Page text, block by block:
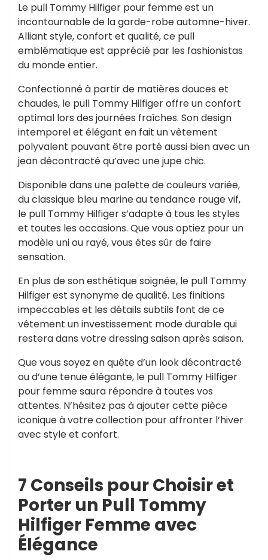
Le pull Tommy Hilfiger pour femme est un
incontournable de la garde-robe automne-hiver.
Alliant style, confort et qualité, ce pull
emblématique est apprécié par les fashionistas
du monde entier.
Confectionné à partir de matières douces et
chaudes, le pull Tommy Hilfiger offre un confort
optimal lors des journées fraîches. Son design
intemporel et élégant en fait un vêtement
polyvalent pouvant être porté aussi bien avec un
jean décontracté qu’avec une jupe chic.
Disponible dans une palette de couleurs variée,
du classique bleu marine au tendance rouge vif,
le pull Tommy Hilfiger s’adapte à tous les styles
et toutes les occasions. Que vous optiez pour un
modèle uni ou rayé, vous êtes sûr de faire
sensation.
En plus de son esthétique soignée, le pull Tommy
Hilfiger est synonyme de qualité. Les finitions
impeccables et les détails subtils font de ce
vêtement un investissement mode durable qui
restera dans votre dressing saison après saison.
Que vous soyez en quête d’un look décontracté
ou d’une tenue élégante, le pull Tommy Hilfiger
pour femme saura répondre à toutes vos
attentes. N’hésitez pas à ajouter cette pièce
iconique à votre collection pour affronter l’hiver
avec style et confort.
7 Conseils pour Choisir et
Porter un Pull Tommy
Hilfiger Femme avec
Élégance